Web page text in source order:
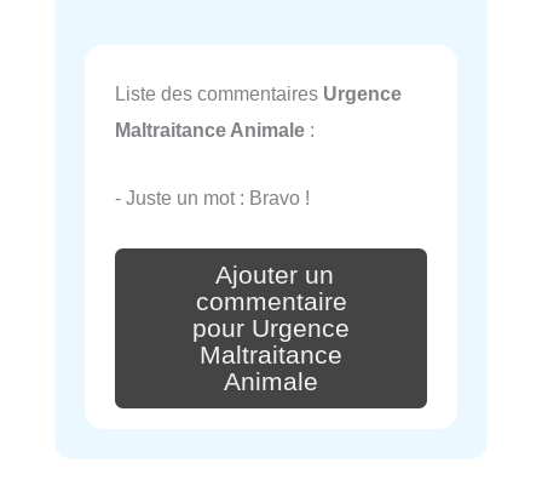
Liste des commentaires Urgence
Maltraitance Animale :
- Juste un mot : Bravo !
Ajouter un
commentaire
pour Urgence
Maltraitance
Animale